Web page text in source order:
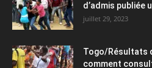
d’admis publiée
juillet 29, 2023
Togo/Résultats
comment